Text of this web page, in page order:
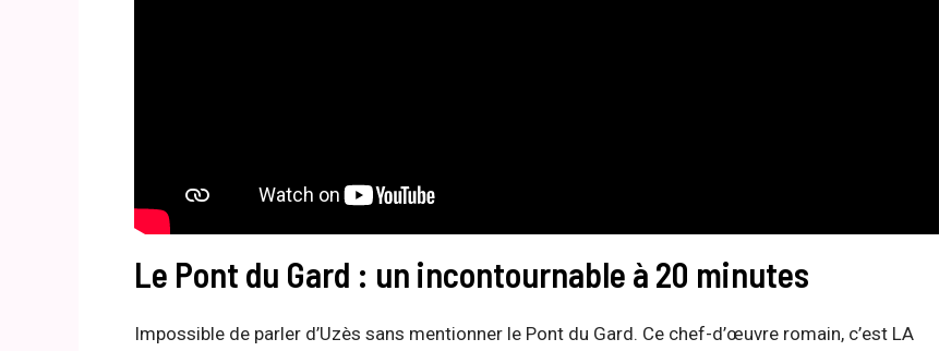
Le Pont du Gard : un incontournable à 20 minutes
Impossible de parler d’Uzès sans mentionner le Pont du Gard. Ce chef-d’œuvre romain, c’est LA